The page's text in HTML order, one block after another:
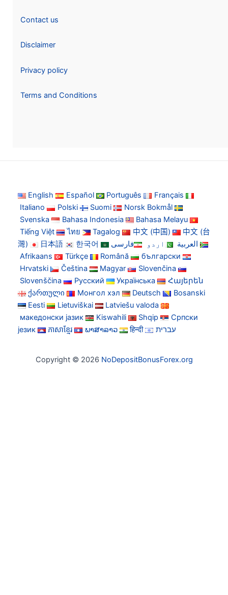
Contact us
Disclaimer
Privacy policy
Terms and Conditions
English Español Português
Français
Italiano
Polski Suomi
Norsk Bokmål
Svenska
Bahasa Indonesia
Bahasa Melayu
Tiếng Việt
ไทย Tagalog 中文 (中国)
中文 (台
灣)
日本語 한국어 العربية اردو
فارسی
Afrikaans
Türkçe Română
български
Hrvatski
Čeština Magyar
Slovenčina
Slovenščina
Русский Українська
Հայերեն
ქართული
Монгол хэл Deutsch
Bosanski
Eesti
Lietuviškai
Latviešu valoda
македонски јазик
Kiswahili Shqip
Српски
језик
ភាសាខ្មែរ ພາສາລາວ हिन्दी עברית
Copyright © 2026 NoDepositBonusForex.org